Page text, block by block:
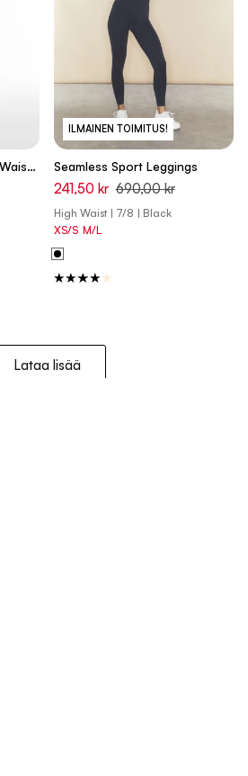
Pink
ILMAINEN TOIMITUS!
Seamless Sport Leggings
241,50 kr 690,00 kr
High Waist | 7/8 | Black
XS/S M/L
Lataa lisää